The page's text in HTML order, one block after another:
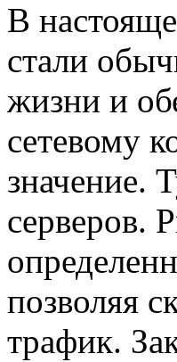
В
стали
жизни и
сетевому
значение.
серверов.
позволяя
трафик.